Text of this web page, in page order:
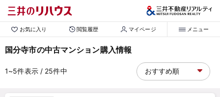
お気に入り 閲覧履歴 マイページ メニュー
国分寺市の中古マンション購入情報
1~5件表示/ 25件中